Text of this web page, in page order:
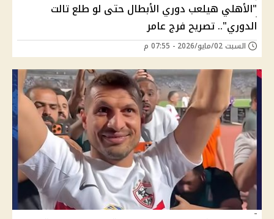
"الأهلي هيلعب دوري الأبطال حتى لو طلع تالت
الدوري".. تصريح فرج عامر
السبت 02/مايو/2026 - 07:55 م